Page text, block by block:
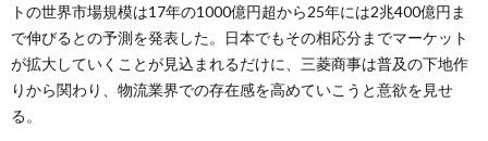
トの世界市場規模は17年の1000億円超から25年には2兆400億円ま
で伸びるとの予測を発表した。日本でもその相応分までマーケット
が拡大していくことが見込まれるだけに、三菱商事は普及の下地作
りから関わり、物流業界での存在感を高めていこうと意欲を見せ
る。